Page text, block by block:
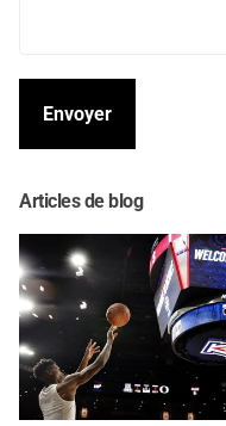
Envoyer
Articles de blog